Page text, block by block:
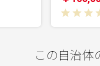
(0)
この自治体